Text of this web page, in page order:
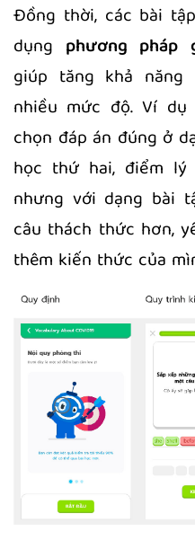
Đồng thời, các bài
dụng phương pháp
giúp tăng khả
nhiều mức độ. Ví
chọn đáp án đúng ở
học thứ hai, điểm
nhưng với dạng bài
câu thách thức hơn,
thêm kiến thức của